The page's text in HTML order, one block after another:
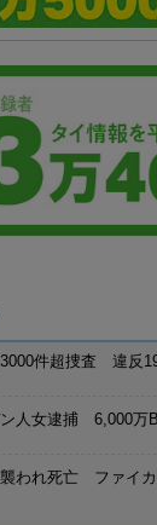
件超捜査 違反
人女逮捕 6,000万
われ死亡 ファイ